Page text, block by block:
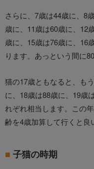
さらに、7歳は44歳に、8
歳に、11歳は60歳に、12
歳に、15歳は76歳に、16
ります。あっという間に80
猫の17歳ともなると、も
に、18歳は88歳に、19歳
れぞれ相当します。この
齢を4歳加算して行くと良
子猫の時期